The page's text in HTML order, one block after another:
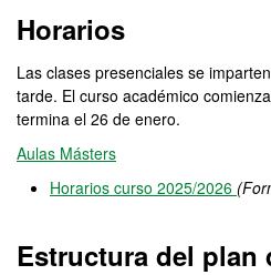
Horarios
Las clases presenciales se
tarde. El curso académico
termina el 26 de enero.
Aulas Másters
Horarios curso 2025/2026
Estructura del plan